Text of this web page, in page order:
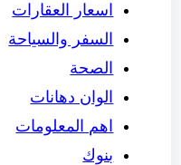
اسعار العقارات
السفر والسياحة
الصحة
الوان دهانات
اهم المعلومات
بنوك